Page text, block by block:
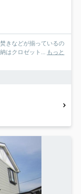
きなどが揃っているの
はクロゼット...
もっと